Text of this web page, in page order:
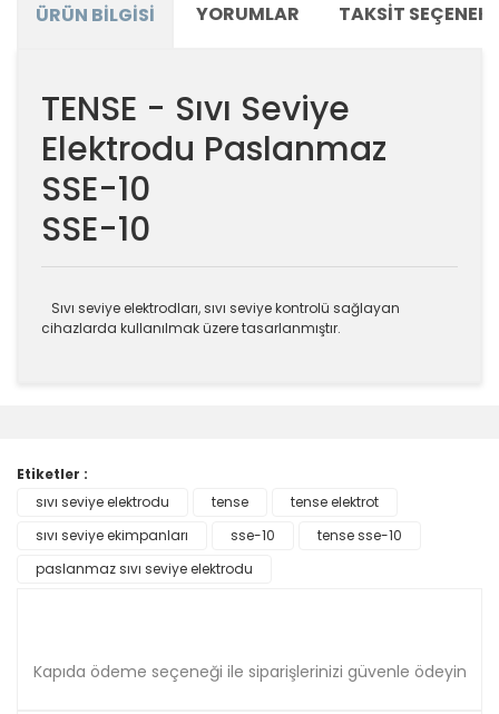
ÜRÜN BILGISI YORUMLAR TAKSIT
TENSE - Sıvı Seviye
Elektrodu Paslanmaz
SSE-10
SSE-10
Sıvı seviye elektrodları, sıvı seviye kontrolü sağlayan
cihazlarda kullanılmak üzere tasarlanmıştır.
Ürün resmi kalitesiz, bozuk veya görüntülenemiyor.
Ürün açıklamasında eksik bilgiler bulunuyor.
Ürün bilgilerinde hatalar bulunuyor.
Etiketler :
sıvı seviye elektrodu
tense
tense elektrot
sıvı seviye ekimpanları
sse-10
tense sse-10
paslanmaz sıvı seviye elektrodu
Kapıda ödeme seçeneği ile siparişlerinizi güvenle ödeyin